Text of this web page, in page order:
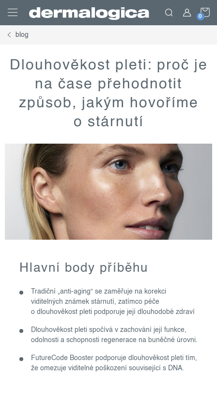
obsah
blog
Dlouhověkost pleti: proč je
na čase přehodnotit
způsob, jakým hovoříme
o stárnutí
Hlavní body příběhu
Tradiční „anti-aging“ se zaměřuje na korekci
viditelných známek stárnutí, zatímco péče
o dlouhověkost pleti podporuje její dlouhodobé zdraví
Dlouhověkost pleti spočívá v zachování její funkce,
odolnosti a schopnosti regenerace na buněčné úrovni.
FutureCode Booster podporuje dlouhověkost pleti tím,
že omezuje viditelné poškození související s DNA.